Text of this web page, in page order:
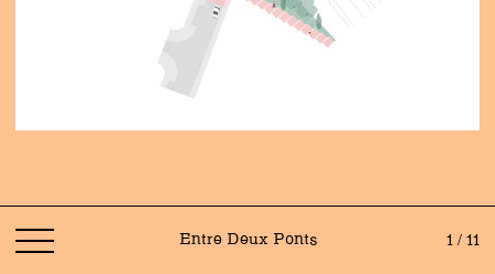
Entre Deux Ponts 1 / 11